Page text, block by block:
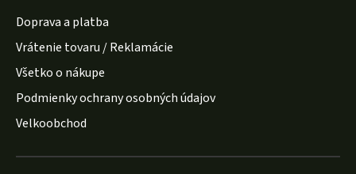
Doprava a platba
Vrátenie tovaru / Reklamácie
Všetko o nákupe
Podmienky ochrany osobných údajov
Velkoobchod